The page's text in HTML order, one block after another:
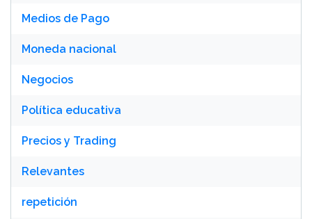
Medios de Pago
Moneda nacional
Negocios
Política educativa
Precios y Trading
Relevantes
repetición